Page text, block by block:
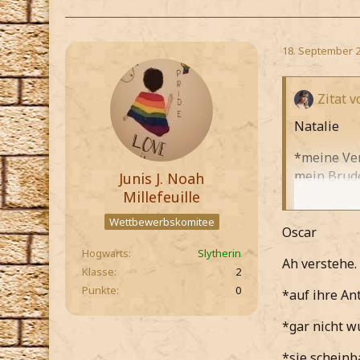
Junis J. Noah
Millefeuille
Wettbewerbskomitee
Hogwarts
Slytherin
Klasse
2
Punkte
0
18. September
Zitat
Natalie
*meine
mein
Mein
*ihm
*lächeln
*gerade
*er meint,
Oscar
Ah verstehe.
*auf ihre
*gar nicht